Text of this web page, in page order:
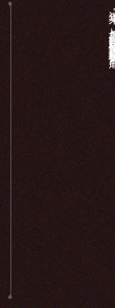
近年来，长岛显